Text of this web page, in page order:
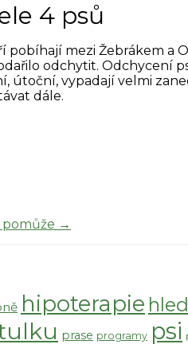
4 psů
pobíhají mezi Žebrákem a
odchytit. Odchycení
útoční, vypadají velmi
dále.
→
hipoterapie
prase programy psi